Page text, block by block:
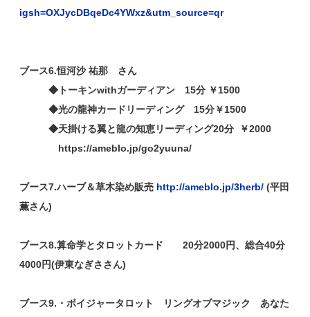
igsh=OXJycDBqeDc4YWxz&utm_source=qr
ブース6.恒河沙 祐那 さん
◆トーキンwithガーディアン 15分 ￥1500
◆光の龍神カードリーディング 15分￥1500
◆天掛ける翼と龍の知恵リーディング20分 ￥2000
https://ameblo.jp/go2yuuna/
ブース7.ハーブ＆草木染め販売 http://ameblo.jp/3herb/ (平田
薫さん)
ブース8.算命学とタロットカード 20分2000円、総合40分
4000円(伊東なぎささん)
ブース9.・ボイジャータロット リングオブマジック あなた